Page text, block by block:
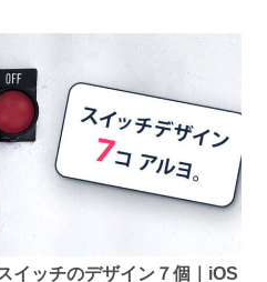
イッチのデザイン７個｜iOS